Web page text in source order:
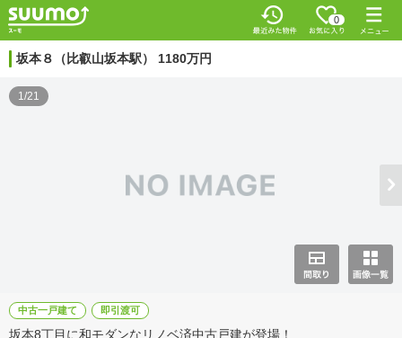
0
坂本８（比叡山坂本駅） 1180万円
1/21
中古一戸建て 即引渡可
坂本8丁目に和モダンなリノベ済中古戸建が登場！